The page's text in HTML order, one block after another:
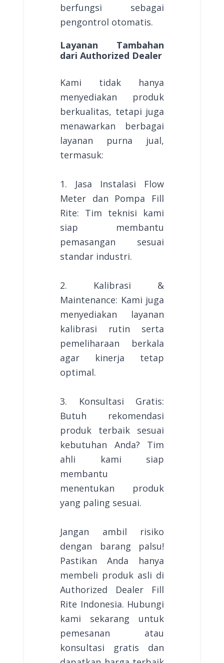
berfungsi sebagai
pengontrol otomatis.
Layanan Tambahan
dari Authorized Dealer
Kami tidak hanya
menyediakan produk
berkualitas, tetapi juga
menawarkan berbagai
layanan purna jual,
termasuk:
1. Jasa Instalasi Flow
Meter dan Pompa Fill
Rite: Tim teknisi kami
siap membantu
pemasangan sesuai
standar industri.
2. Kalibrasi &
Maintenance: Kami juga
menyediakan layanan
kalibrasi rutin serta
pemeliharaan berkala
agar kinerja tetap
optimal.
3. Konsultasi Gratis:
Butuh rekomendasi
produk terbaik sesuai
kebutuhan Anda? Tim
ahli kami siap
membantu
menentukan produk
yang paling sesuai.
Jangan ambil risiko
dengan barang palsu!
Pastikan Anda hanya
membeli produk asli di
Authorized Dealer Fill
Rite Indonesia. Hubungi
kami sekarang untuk
pemesanan atau
konsultasi gratis dan